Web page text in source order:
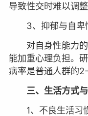
导致性交时难以调整
3、抑郁与自卑
对自身性能力的
能加重心理负担。
病率是普通人群的2-
三、生活方式
1、不良生活习